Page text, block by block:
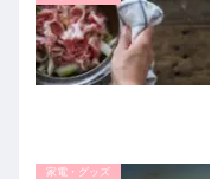
家電・グッズ